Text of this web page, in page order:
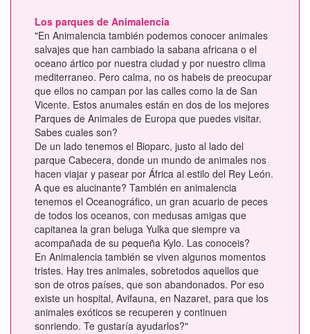
Los parques de Animalencia
"En Animalencia también podemos conocer animales
salvajes que han cambiado la sabana africana o el
oceano ártico por nuestra ciudad y por nuestro clima
mediterraneo. Pero calma, no os habeis de preocupar
que ellos no campan por las calles como la de San
Vicente. Estos anumales están en dos de los mejores
Parques de Animales de Europa que puedes visitar.
Sabes cuales son?
De un lado tenemos el Bioparc, justo al lado del
parque Cabecera, donde un mundo de animales nos
hacen viajar y pasear por África al estilo del Rey León.
A que es alucinante? También en animalencia
tenemos el Oceanográfico, un gran acuario de peces
de todos los oceanos, con medusas amigas que
capitanea la gran beluga Yulka que siempre va
acompañada de su pequeña Kylo. Las conoceis?
En Animalencia también se viven algunos momentos
tristes. Hay tres animales, sobretodos aquellos que
son de otros países, que son abandonados. Por eso
existe un hospital, Avifauna, en Nazaret, para que los
animales exóticos se recuperen y continuen
sonriendo. Te gustaría ayudarlos?"